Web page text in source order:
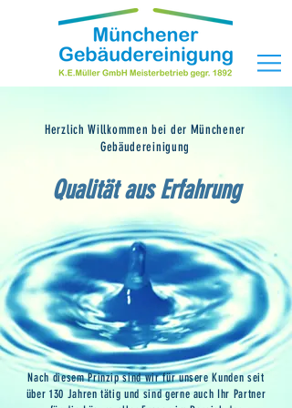
Herzlich Willkommen bei der Münchener
Gebäudereinigung
Qualität aus Erfahrung
Nach diesem Prinzip sind wir für unsere Kunden seit
über 130 Jahren tätig und sind gerne auch Ihr Partner